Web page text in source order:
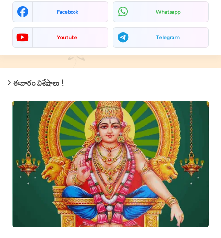
Facebook Whatsapp
Youtube Telegram
ఈవారం విశేషాలు !